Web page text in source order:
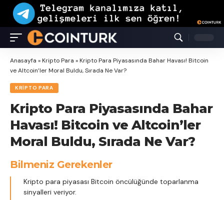
Anasayfa »Kripto Para »Kripto Para Piyasasında Bahar Havası! Bitcoin
ve Altcoin’ler Moral Buldu, Sırada Ne Var?
KRIPTO PARA
Kripto Para Piyasasında Bahar
Havası! Bitcoin ve Altcoin’ler
Moral Buldu, Sırada Ne Var?
Bilmeniz Gerekenler
Kripto para piyasası Bitcoin öncülüğünde toparlanma
sinyalleri veriyor.